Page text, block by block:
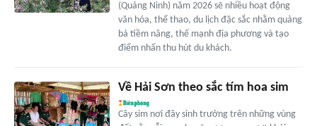
(Quảng Ninh) năm 2026 sẽ nhiều hoạt động
văn hóa, thể thao, du lịch đặc sắc nhằm quảng
bá tiềm năng, thế mạnh địa phương và tạo
điểm nhấn thu hút du khách.
Về Hải Sơn theo sắc tím hoa sim
Cây sim nơi đây sinh trưởng trên những vùng